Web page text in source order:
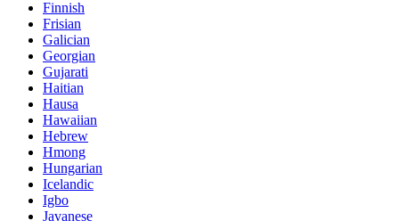
Finnish
Frisian
Galician
Georgian
Gujarati
Haitian
Hausa
Hawaiian
Hebrew
Hmong
Hungarian
Icelandic
Igbo
Javanese